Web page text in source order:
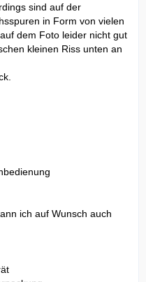
sind auf der
in Form von vielen
dem Foto leider nicht gut
kleinen Riss unten an
ich auf Wunsch auch